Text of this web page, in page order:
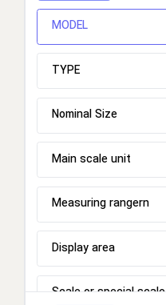
MODEL
TYPE
Nominal Size
Main scale unit
Measuring rangern
Display area
Scale or special scale